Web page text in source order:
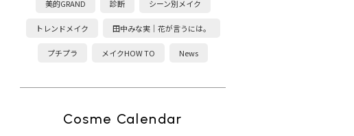
美的GRAND 診断 シーン別メイク
トレンドメイク 田中みな実｜花が言うには。
プチプラ メイクHOW TO News
Cosme Calendar